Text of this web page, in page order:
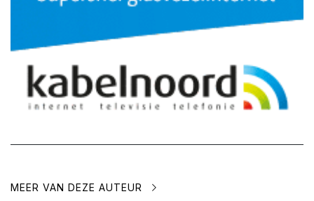
MEER VAN DEZE AUTEUR